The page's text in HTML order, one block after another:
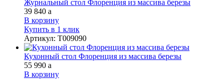
Журнальный стол Флоренция из массива березы
39 840 a
В корзину
Купить в 1 клик
Артикул: Т009090
Кухонный стол Флоренция из массива березы
55 990 a
В корзину